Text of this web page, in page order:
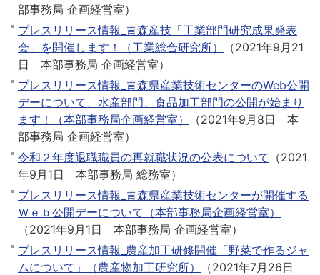
部事務局 企画経営室）
プレスリリース情報_青森産技「工業部門研究成果発表
会」を開催します！（工業総合研究所）
（2021年9月21
日
本部事務局 企画経営室）
プレスリリース情報_青森県産業技術センターのWeb公開
デーについて、水産部門、食品加工部門の公開が始まり
ます！（本部事務局企画経営室）
（2021年9月8日
本
部事務局 企画経営室）
令和２年度退職職員の再就職状況の公表について （2021
年9月1日
本部事務局 総務室）
プレスリリース情報_青森県産業技術センターが開催する
Ｗｅｂ公開デーについて（本部事務局企画経営室）
（2021年9月1日 本部事務局 企画経営室）
プレスリリース情報_農産加工研修開催「野菜で作るジャ
ムについて」（農産物加工研究所）
（2021年7月26日